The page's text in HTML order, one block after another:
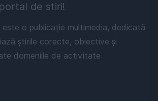
de stiri!
este o publicație multimedia, dedicată
știrile corecte, obiective și
domeniile de activitate